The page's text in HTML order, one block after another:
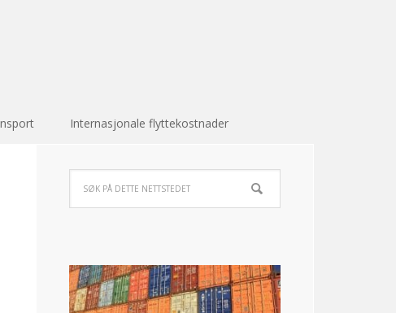
Internasjonale flyttekostnader